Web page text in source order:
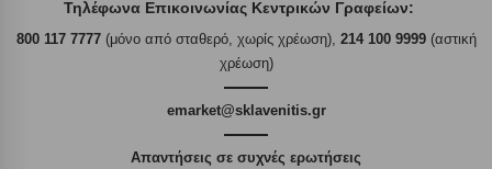
Τηλέφωνα Επικοινωνίας Κεντρικών Γραφείων:
800 117 7777(μόνο από σταθερό, χωρίς χρέωση), 214 100 9999(αστική
χρέωση)
emarket@sklavenitis.gr
Απαντήσεις σε συχνές ερωτήσεις